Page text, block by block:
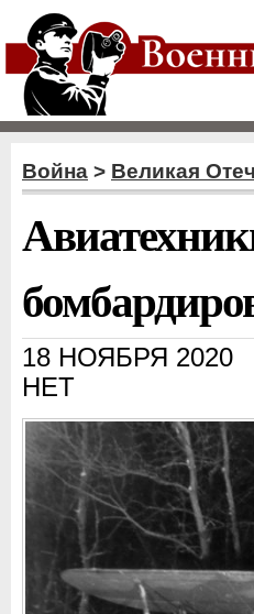
Война > Великая
18 НОЯБРЯ 2020
НЕТ